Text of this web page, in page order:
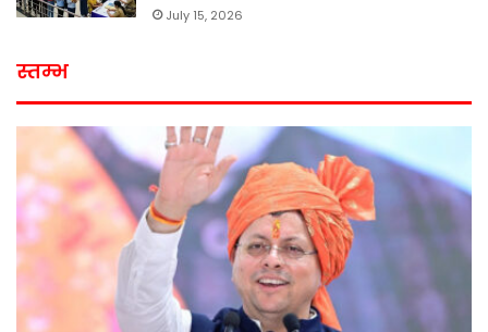
July 15, 2026
स्तम्भ